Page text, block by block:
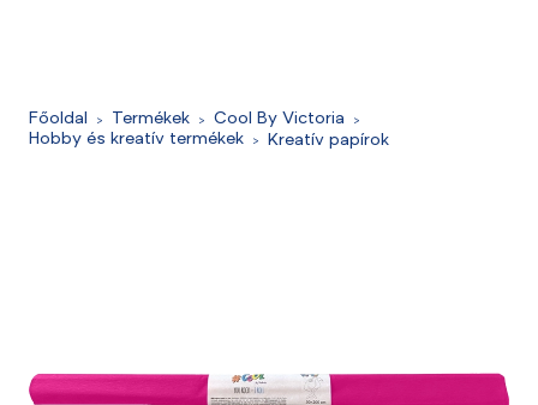
Főoldal Termékek
Cool By Victoria
Hobby és kreatív termékek
Kreatív papírok